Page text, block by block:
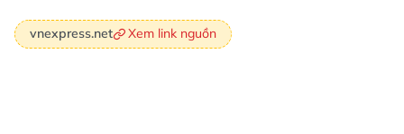
vnexpress.net Xem link nguồn